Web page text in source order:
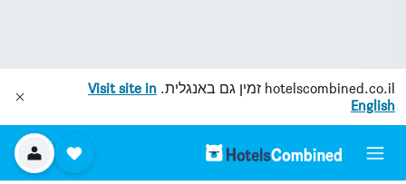
hotelscombined.co.il זמין גם באנגלית. Visit site in
English